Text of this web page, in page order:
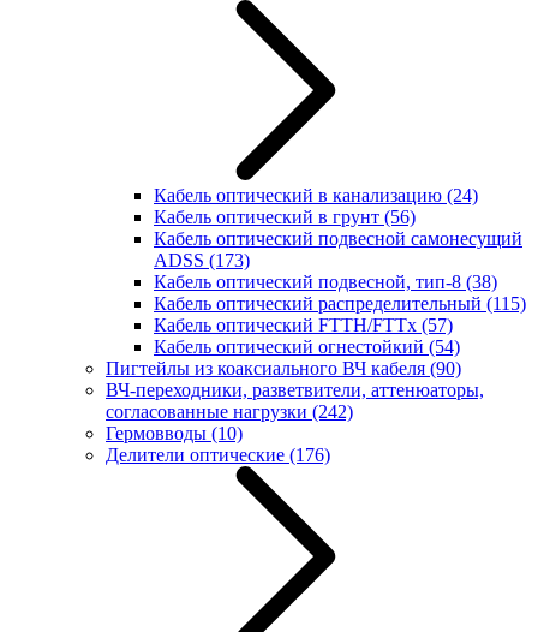
Кабель оптический в канализацию (24)
Кабель оптический в грунт (56)
Кабель оптический подвесной самонесущий
ADSS (173)
Кабель оптический подвесной, тип-8 (38)
Кабель оптический распределительный (115)
Кабель оптический FTTH/FTTx (57)
Кабель оптический огнестойкий (54)
Пигтейлы из коаксиального ВЧ кабеля (90)
ВЧ-переходники, разветвители, аттенюаторы,
согласованные нагрузки (242)
Гермовводы (10)
Делители оптические (176)